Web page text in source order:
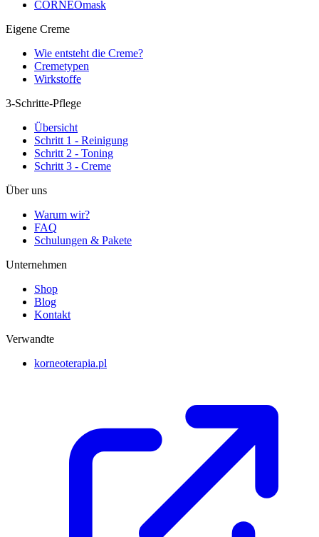
CORNEOmask
Eigene Creme
Wie entsteht die Creme?
Cremetypen
Wirkstoffe
3-Schritte-Pflege
Übersicht
Schritt 1 - Reinigung
Schritt 2 - Toning
Schritt 3 - Creme
Über uns
Warum wir?
FAQ
Schulungen & Pakete
Unternehmen
Shop
Blog
Kontakt
Verwandte
korneoterapia.pl